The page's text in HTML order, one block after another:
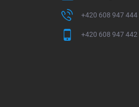
+420 608 947 444
+420 608 947 442